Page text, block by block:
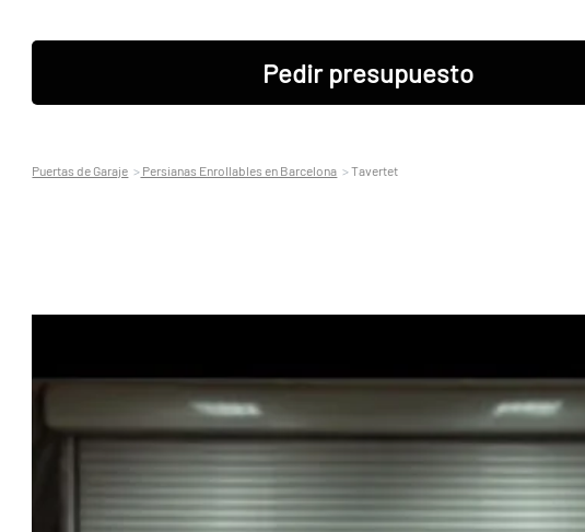
Pedir presupuesto
Puertas de Garaje Persianas Enrollables en Barcelona Tavertet